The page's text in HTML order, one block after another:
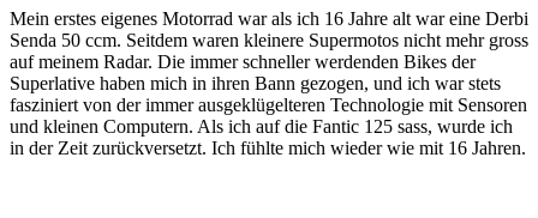
Mein erstes eigenes Motorrad war als ich 16 Jahre alt war eine Derbi
Senda 50 ccm. Seitdem waren kleinere Supermotos nicht mehr gross
auf meinem Radar. Die immer schneller werdenden Bikes der
Superlative haben mich in ihren Bann gezogen, und ich war stets
fasziniert von der immer ausgeklügelteren Technologie mit Sensoren
und kleinen Computern. Als ich auf die Fantic 125 sass, wurde ich
in der Zeit zurückversetzt. Ich fühlte mich wieder wie mit 16 Jahren.